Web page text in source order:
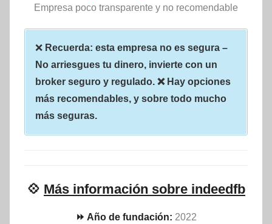
Empresa poco transparente y no recomendable
❌ Recuerda: esta empresa no es segura –
No arriesgues tu dinero, invierte con un
broker seguro y regulado. ❌ Hay opciones
más recomendables, y sobre todo mucho
más seguras.
💠 Más información sobre indeedfb
⏩ Año de fundación: 2022